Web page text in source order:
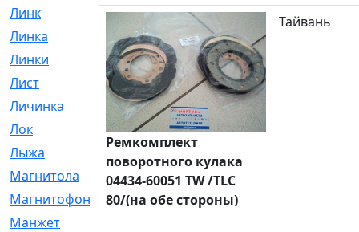
Линк
[3]
Линка
[64]
Линки
[913]
Лист
[144]
Личинка
[3]
Лок
[1]
Лыжа
[23]
Магнитола
[11]
Магнитофон
[1]
Манжет
Ремкомплект
поворотного кулака
04434-60051 TW /TLC
80/(на обе стороны)
Тайвань